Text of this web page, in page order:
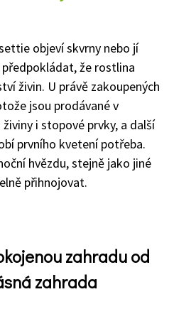
objeví skvrny nebo jí
že rostlina
živin. U právě zakoupených
jsou prodávané v
i stopové prvky, a další
prvního kvetení potřeba.
hvězdu, stejně jako jiné
přihnojovat.
zahradu od
zahrada